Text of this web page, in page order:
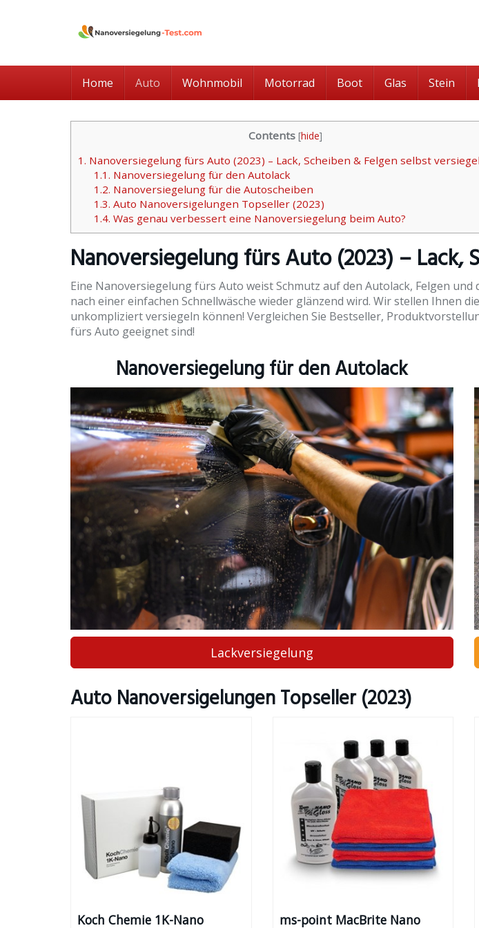
Home
Auto Wohnmobil Motorrad Boot Glas Stein
Contents [hide]
1. Nanoversiegelung fürs Auto (2023) – Lack, Scheiben & Felgen selbst
1.1. Nanoversiegelung für den Autolack
1.2. Nanoversiegelung für die Autoscheiben
1.3. Auto Nanoversigelungen Topseller (2023)
1.4. Was genau verbessert eine Nanoversiegelung beim Auto?
Nanoversiegelung fürs Auto(2023) – Lack,
Eine Nanoversiegelung fürs Auto weist Schmutz auf den Autolack, Felgen
nach einer einfachen Schnellwäsche wieder glänzend wird. Wir stellen Ihnen
unkompliziert versiegeln können! Vergleichen Sie Bestseller,
fürs Auto geeignet sind!
Nanoversiegelung für den Autolack
Lackversiegelung
Auto Nanoversigelungen Topseller (2023)
Koch Chemie 1K-Nano
ms-point MacBrite Nano